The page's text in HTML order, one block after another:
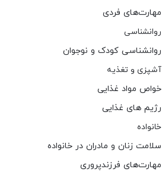
مهارت‌های فردی
روانشناسی
روانشناسی کودک و نوجوان
آشپزی و تغذیه
خواص مواد غذایی
رژیم های غذایی
خانواده
سلامت زنان و مادران در خانواده
مهارت‌های فرزندپروری